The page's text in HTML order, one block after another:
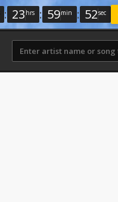
: 23 hrs : 59min : 51sec